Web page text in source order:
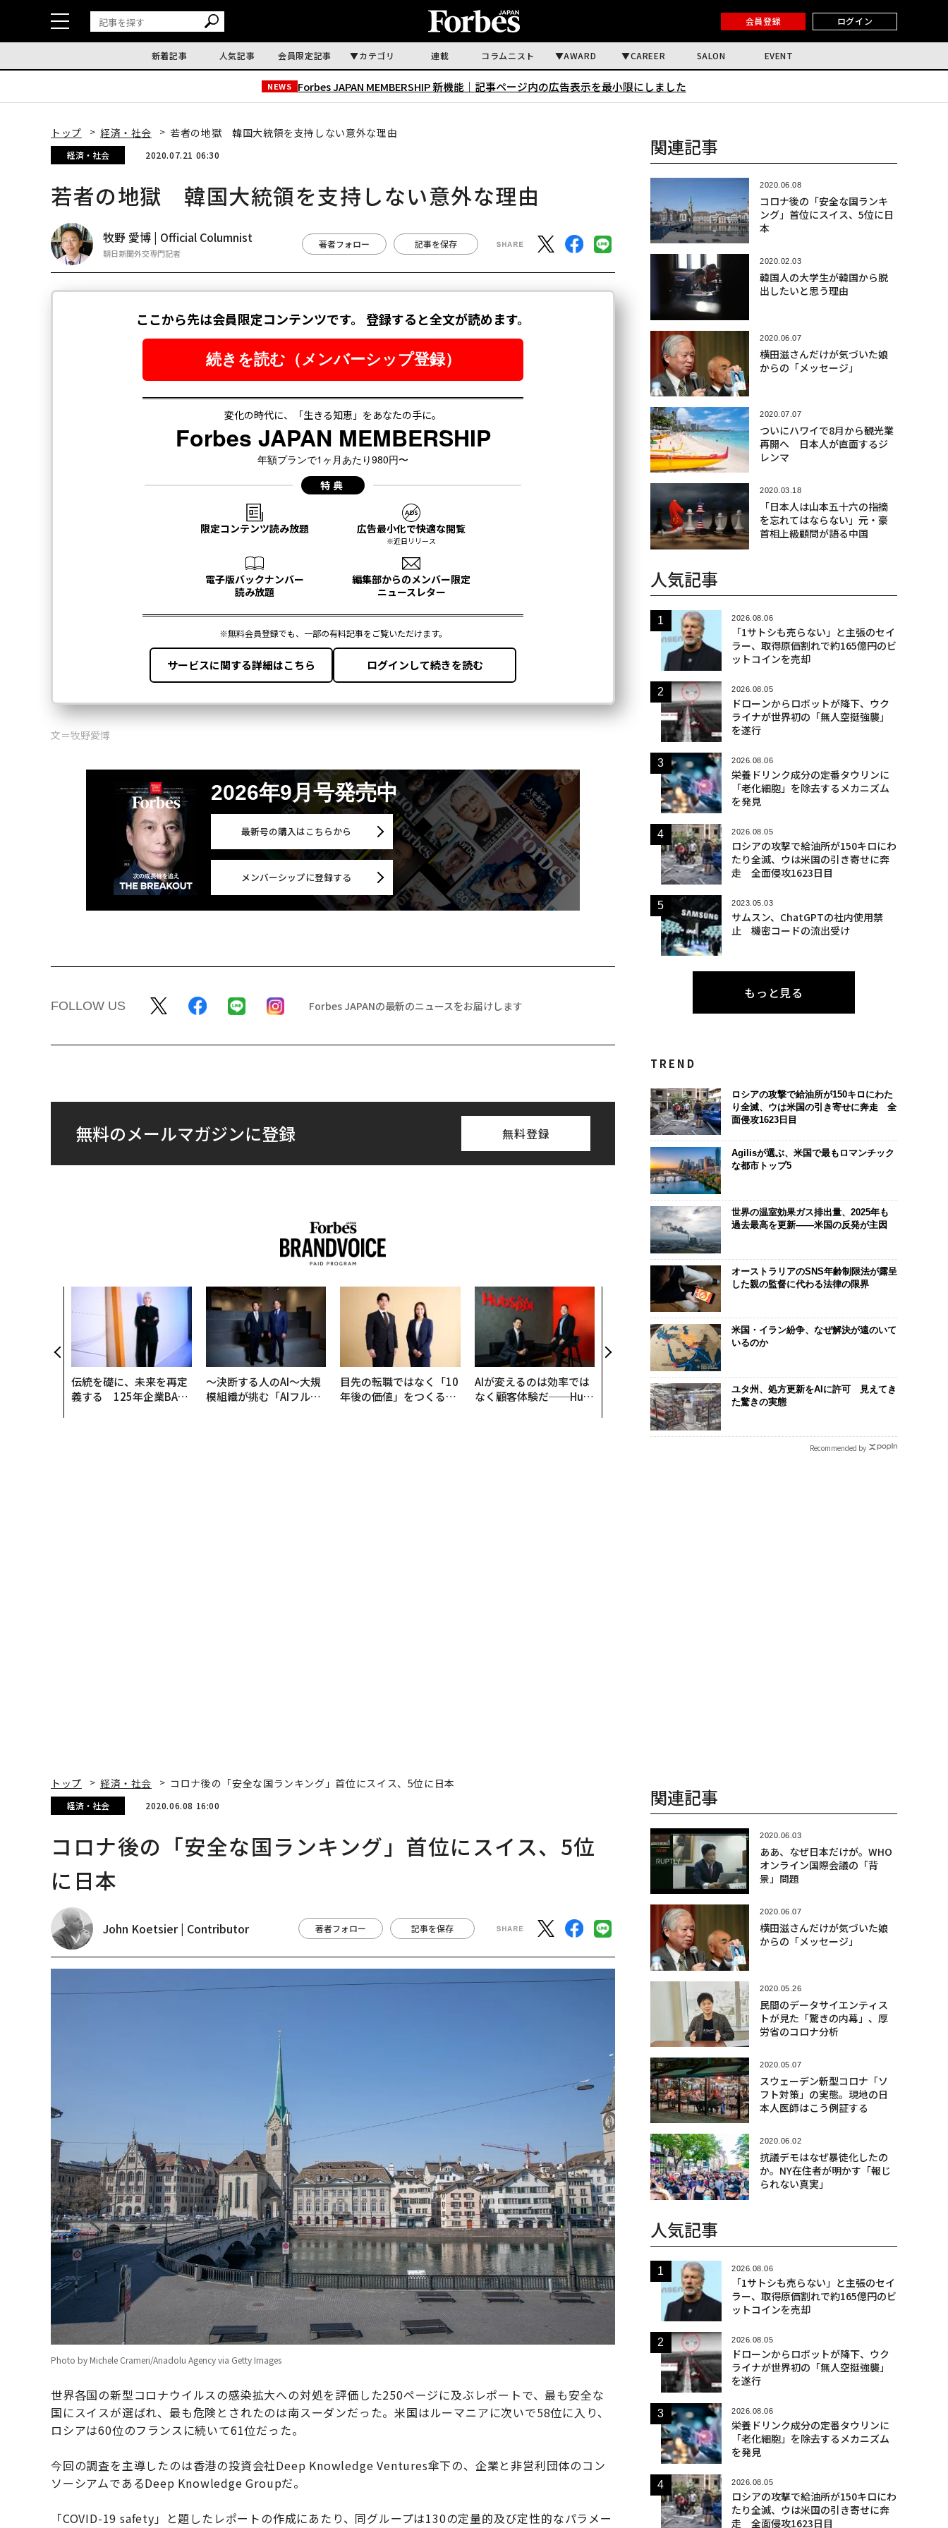
会員登録 ログイン
新着記事 人気記事 会員限定記事 カテゴリ 連載 コラムニスト AWARD CAREER SALON EVENT
NEWS Forbes JAPAN MEMBERSHIP 新機能｜ 記事ページ内の広告表示を最小限にしました
トップ 経済・社会 若者の地獄 韓国大統領を支持しない意外な理由
経済・社会 2020.07.21 06:30
若者の地獄 韓国大統領を支持しない意外な理由
牧野 愛博 | Official Columnist
朝日新聞外交専門記者
著者フォロー 記事を保存
文＝牧野愛博
2026年9月号発売中
最新号の購入はこちらから
メンバーシップに登録する
FOLLOW US Forbes JAPANの最新のニュースをお届けします
無料のメールマガジンに登録 無料登録
伝統を礎に、未来を再定
義する 125年企業BAT
〜決断する人のAI〜大規
模組織が挑む「AIフル実
目先の転職ではなく「10
年後の価値」をつくる─
AIが変えるのは効率では
なく顧客体験だ──Hub
「誠実さ」は競争力にな
るか──WEOYモナコで
見た、くら寿司の経営哲
学
ィングの本質だ レバレ
ジーズが実践する、次世
代ファームの全貌
術”が、下水
変えたのか
関連記事
2020.06.08
コロナ後の「安全な国ランキ
ング」首位にスイス、5位に日
本
2020.02.03
韓国人の大学生が韓国から脱
出したいと思う理由
2020.06.07
横田滋さんだけが気づいた娘
からの「メッセージ」
2020.07.07
ついにハワイで8月から観光業
再開へ 日本人が直面するジ
レンマ
2020.03.18
「日本人は山本五十六の指摘
を忘れてはならない」元・豪
首相上級顧問が語る中国
人気記事
2026.08.06
「1サトシも売らない」と主張のセイ
ラー、取得原価割れで約165億円のビ
ットコインを売却
2026.08.05
ドローンからロボットが降下、ウク
ライナが世界初の「無人空挺強襲」
を遂行
2026.08.06
栄養ドリンク成分の定番タウリンに
「老化細胞」を除去するメカニズム
を発見
2026.08.05
ロシアの攻撃で給油所が150キロにわ
たり全滅、ウは米国の引き寄せに奔
走 全面侵攻1623日目
2023.05.03
サムスン、ChatGPTの社内使用禁
止 機密コードの流出受け
もっと見る
TREND
ロシアの攻撃で給油所が150キロにわた
り全滅、ウは米国の引き寄せに奔走 全
面侵攻1623日目
Agilisが選ぶ、米国で最もロマンチック
な都市トップ5
世界の温室効果ガス排出量、2025年も
過去最高を更新——米国の反発が主因
オーストラリアのSNS年齢制限法が露呈
した親の監督に代わる法律の限界
米国・イラン紛争、なぜ解決が遠のいて
いるのか
ユタ州、処方更新をAIに許可 見えてき
た驚きの実態
Recommended by
トップ 経済・社会 コロナ後の「安全な国ランキング」首位にスイス、5位に日本
経済・社会 2020.06.08 16:00
コロナ後の「安全な国ランキング」首位にスイス、5位
に日本
John Koetsier | Contributor 著者フォロー 記事を保存
Photo by Michele Crameri/Anadolu Agency via Getty Images
世界各国の新型コロナウイルスの感染拡大への対処を評価した250ページに及ぶレポートで、最も安全な
国にスイスが選ばれ、最も危険とされたのは南スーダンだった。米国はルーマニアに次いで58位に入り、
ロシアは60位のフランスに続いて61位だった。
今回の調査を主導したのは香港の投資会社Deep Knowledge Ventures傘下の、企業と非営利団体のコン
ソーシアムであるDeep Knowledge Groupだ。
「COVID-19 safety」と題したレポートの作成にあたり、同グループは130の定量的及び定性的なパラメー
関連記事
2020.06.03
ああ、なぜ日本だけが。WHO
オンライン国際会議の「背
景」問題
2020.06.07
横田滋さんだけが気づいた娘
からの「メッセージ」
2020.05.26
民間のデータサイエンティス
トが見た「驚きの内幕」、厚
労省のコロナ分析
2020.05.07
スウェーデン新型コロナ「ソ
フト対策」の実態。現地の日
本人医師はこう例証する
2020.06.02
抗議デモはなぜ暴徒化したの
か。NY在住者が明かす「報じ
られない真実」
人気記事
2026.08.06
「1サトシも売らない」と主張のセイ
ラー、取得原価割れで約165億円のビ
ットコインを売却
2026.08.05
ドローンからロボットが降下、ウク
ライナが世界初の「無人空挺強襲」
を遂行
2026.08.06
栄養ドリンク成分の定番タウリンに
「老化細胞」を除去するメカニズム
を発見
2026.08.05
ロシアの攻撃で給油所が150キロにわ
たり全滅、ウは米国の引き寄せに奔
走 全面侵攻1623日目